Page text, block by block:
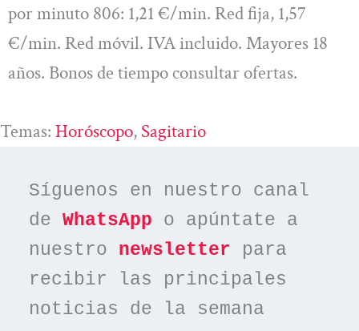
por minuto 806: 1,21 €/min. Red fija, 1,57
€/min. Red móvil. IVA incluido. Mayores 18
años. Bonos de tiempo consultar ofertas.
Temas: Horóscopo, Sagitario
Síguenos en nuestro canal
de WhatsApp o apúntate a
nuestro newsletter para
recibir las principales
noticias de la semana